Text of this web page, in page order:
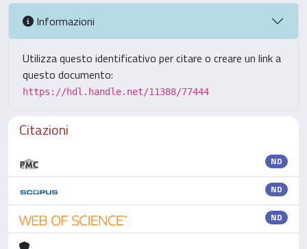
Informazioni
Utilizza questo identificativo per citare o creare un link a
questo documento:
https://hdl.handle.net/11388/77444
Citazioni
ND
ND
ND